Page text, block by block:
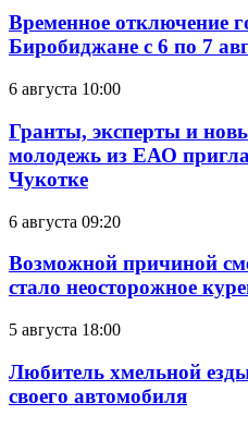
Временное отключение
Биробиджане с 6 по 7
6 августа 10:00
Гранты, эксперты и
молодежь из ЕАО
Чукотке
6 августа 09:20
Возможной причиной
стало неосторожное
5 августа 18:00
Любитель хмельной
своего автомобиля